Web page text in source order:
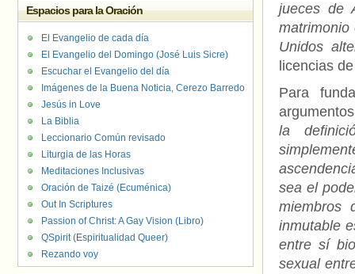
jueces de
matrimonio
Unidos
licencias
Para
la
sea el
miembros
inmutable
entre sí
sexual
Espacios para la Oración
El Evangelio de cada día
El Evangelio del Domingo (José Luis Sicre)
Escuchar el Evangelio del día
Imágenes de la Buena Noticia, Cerezo Barredo
Jesús in Love
La Biblia
Leccionario Común revisado
Liturgia de las Horas
Meditaciones Inclusivas
Oración de Taizé (Ecuménica)
Out In Scriptures
Passion of Christ: A Gay Vision (Libro)
QSpirit (Espiritualidad Queer)
Rezando voy